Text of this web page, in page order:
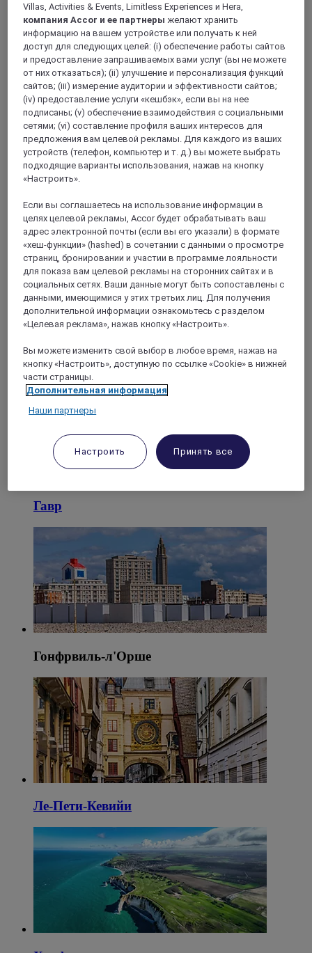
Барентен
Сент-Этьен дю Руврэ
Этрета
Гавр
Гонфрвиль-л'Орше
Ле-Пети-Кевийи
Villas, Activities & Events, Limitless Experiences и Hera,
компания Accor и ее партнеры желают хранить
информацию на вашем устройстве или получать к ней
доступ для следующих целей: (i) обеспечение работы сайтов
и предоставление запрашиваемых вами услуг (вы не можете
от них отказаться); (ii) улучшение и персонализация функций
сайтов; (iii) измерение аудитории и эффективности сайтов;
(iv) предоставление услуги «кешбэк», если вы на нее
подписаны; (v) обеспечение взаимодействия с социальными
сетями; (vi) составление профиля ваших интересов для
предложения вам целевой рекламы. Для каждого из ваших
устройств (телефон, компьютер и т. д.) вы можете выбрать
подходящие варианты использования, нажав на кнопку
«Настроить».
Если вы соглашаетесь на использование информации в
целях целевой рекламы, Accor будет обрабатывать ваш
адрес электронной почты (если вы его указали) в формате
«хеш-функции» (hashed) в сочетании с данными о просмотре
страниц, бронировании и участии в программе лояльности
для показа вам целевой рекламы на сторонних сайтах и в
социальных сетях. Ваши данные могут быть сопоставлены с
данными, имеющимися у этих третьих лиц. Для получения
дополнительной информации ознакомьтесь с разделом
«Целевая реклама», нажав кнопку «Настроить».
Вы можете изменить свой выбор в любое время, нажав на
кнопку «Настроить», доступную по ссылке «Cookie» в нижней
части страницы.
Дополнительная информация
Наши партнеры
Настроить Принять все